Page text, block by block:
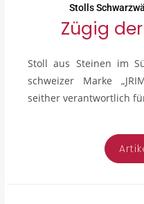
Stolls
Zügig
Stoll aus Steinen im
schweizer Marke
seither verantwortlich